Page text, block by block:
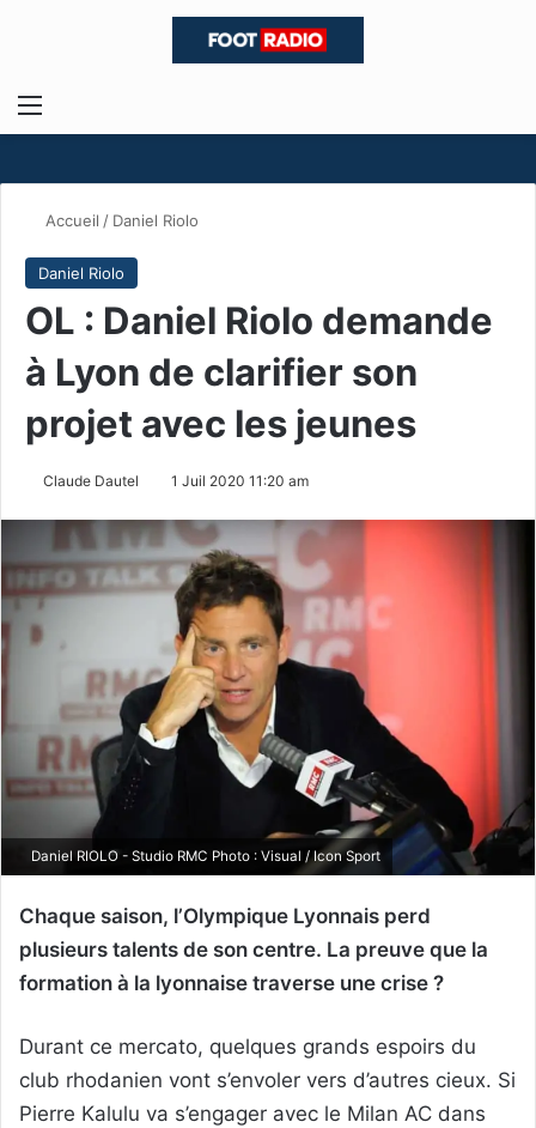
Menu
Accueil / Daniel Riolo
Daniel Riolo
OL : Daniel Riolo demande
à Lyon de clarifier son
projet avec les jeunes
Claude Dautel 1 Juil 2020 11:20 am
Daniel RIOLO - Studio RMC Photo : Visual / Icon Sport
Chaque saison, l’Olympique Lyonnais perd
plusieurs talents de son centre. La preuve que la
formation à la lyonnaise traverse une crise ?
Durant ce mercato, quelques grands espoirs du
club rhodanien vont s’envoler vers d’autres cieux. Si
Pierre Kalulu va s’engager avec le Milan AC dans